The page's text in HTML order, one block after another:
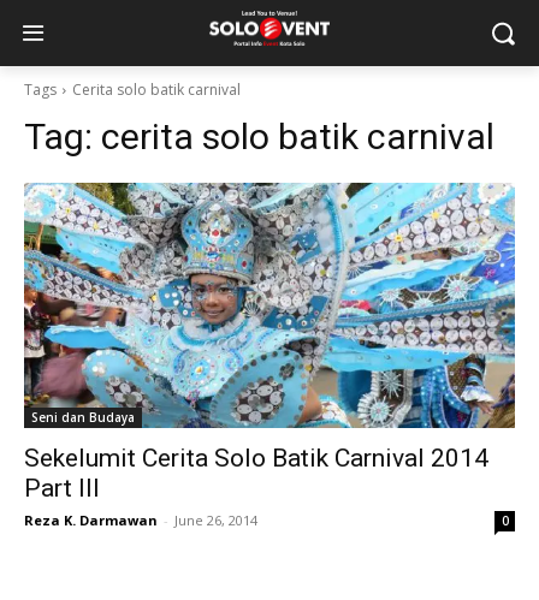
Tags Cerita solo batik carnival
Tag: cerita solo batik carnival
Seni dan Budaya
Sekelumit Cerita Solo Batik Carnival 2014
Part III
Reza K. Darmawan - June 26, 2014 0